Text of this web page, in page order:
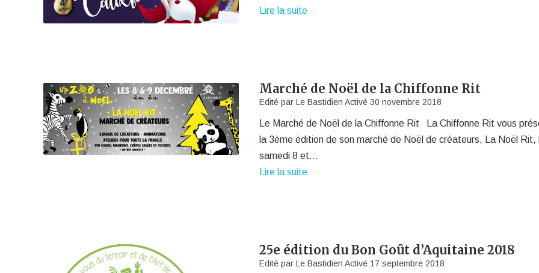
Lire la suite
Marché de Noël de la Chiffonne Rit
Edité parLe Bastidien Activé30 novembre 2018
Le Marché de Noël de la Chiffonne Rit La Chiffonne Rit vous
la 3ème édition de son marché de Noël de créateurs, La Noël Rit,
samedi 8 et…
Lire la suite
25e édition du Bon Goût d’Aquitaine 2018
Edité parLe Bastidien Activé 17 septembre 2018